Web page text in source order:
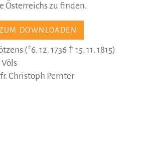
Österreichs zu finden.
DOWNLOADEN
(*6. 12. 1736 † 15. 11. 1815)
Christoph Pernter